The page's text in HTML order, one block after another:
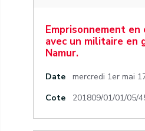
Emprisonnement
avec un militaire en
Namur.
Date
mercredi 1er mai
Cote
201809/01/01/05/